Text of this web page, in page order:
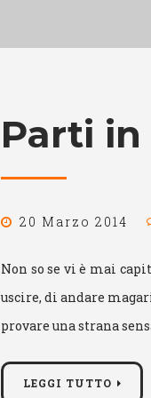
Parti
20 Marzo 2014
Non so se vi è mai
uscire, di andare
provare una strana
LEGGI TUTTO